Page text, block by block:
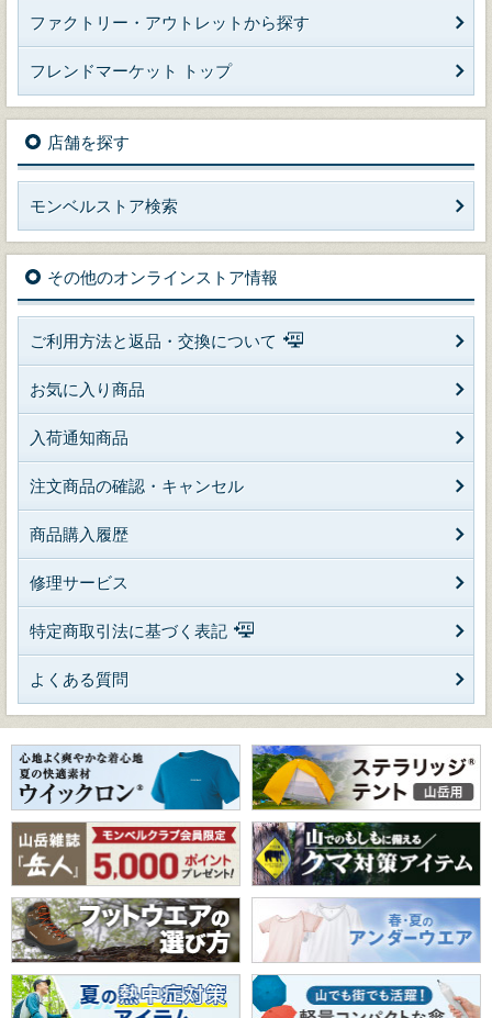
ファクトリー・アウトレットから探す
フレンドマーケット トップ
店舗を探す
モンベルストア検索
その他のオンラインストア情報
ご利用方法と返品・交換について
お気に入り商品
入荷通知商品
注文商品の確認・キャンセル
商品購入履歴
修理サービス
特定商取引法に基づく表記
よくある質問